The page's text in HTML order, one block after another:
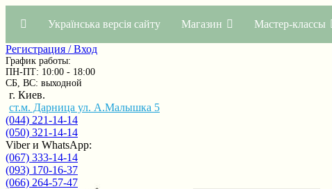
Українська версія сайту Магазин Мастер-классы
Регистрация / Вход
График работы:
ПН-ПТ: 10:00 - 18:00
СБ, ВС: выходной
г. Киев.
ст.м. Дарница ул. А.Малышка 5
(044) 221-14-14
(050) 321-14-14
Viber и WhatsApp:
(067) 333-14-14
(093) 170-16-37
(066) 264-57-47